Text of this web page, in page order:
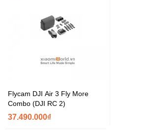
Flycam DJI Air 3 Fly More
Combo (DJI RC 2)
37.490.000₫